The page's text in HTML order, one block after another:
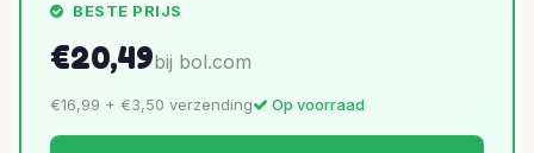
BESTE PRIJS
€20,49bij bol.com
€16,99 + €3,50 verzending Op voorraad